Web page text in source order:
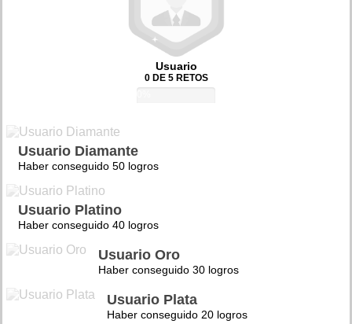
Usuario
0 DE 5 RETOS
Usuario Diamante
Haber conseguido 50 logros
Usuario Platino
Haber conseguido 40 logros
Usuario Oro
Haber conseguido 30 logros
Usuario Plata
Haber conseguido 20 logros